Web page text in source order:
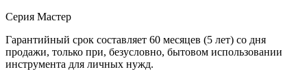
Серия Мастер
Гарантийный срок составляет 60 месяцев (5 лет) со дня
продажи, только при, безусловно, бытовом использовании
инструмента для личных нужд.